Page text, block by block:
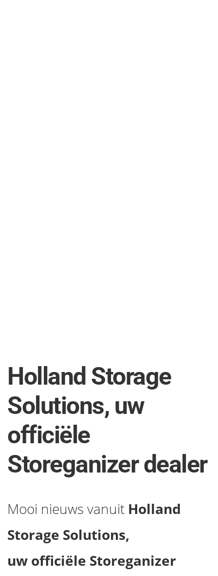
Holland Storage
Solutions, uw
officiële
Storeganizer dealer
Mooi nieuws vanuit Holland
Storage Solutions,
uw officiële Storeganizer